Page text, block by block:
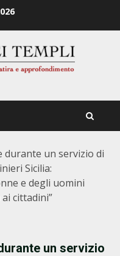
un servizio di
Sicilia:
e degli uomini
cittadini”
un servizio